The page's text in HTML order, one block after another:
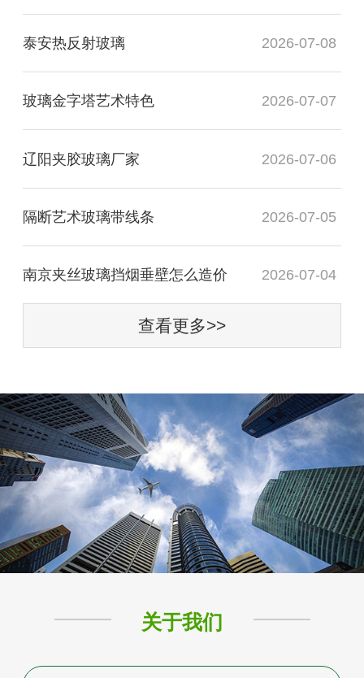
泰安热反射玻璃 2026-07-08
玻璃金字塔艺术特色 2026-07-07
辽阳夹胶玻璃厂家 2026-07-06
隔断艺术玻璃带线条 2026-07-05
南京夹丝玻璃挡烟垂壁怎么造价 2026-07-04
查看更多>>
关于我们